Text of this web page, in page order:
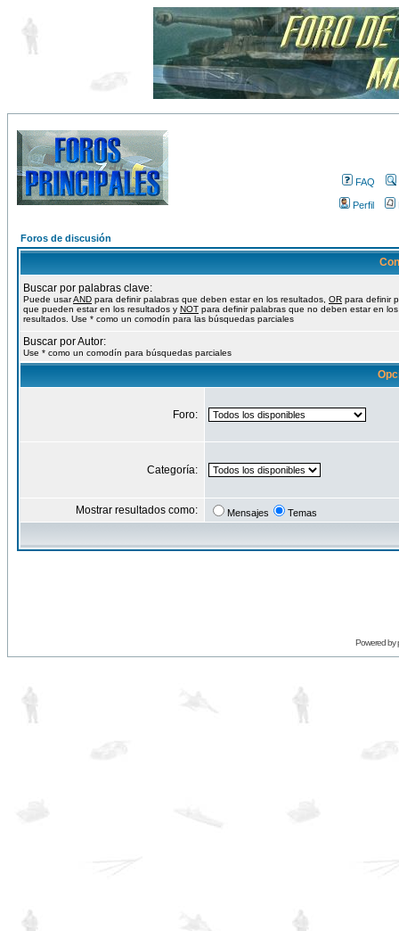
FAQ
Perfil
Foros de discusión
Buscar por palabras clave:
Puede usarAND para definir palabras que deben estar en los resultados, OR para definir
que pueden estar en los resultados y NOT para definir palabras que no deben estar en los
resultados. Use * como un comodín para las búsquedas parciales
Buscar por Autor:
Use * como un comodín para búsquedas parciales
Foro:
Categoría:
Mostrar resultados como: Mensajes Temas
Powered by